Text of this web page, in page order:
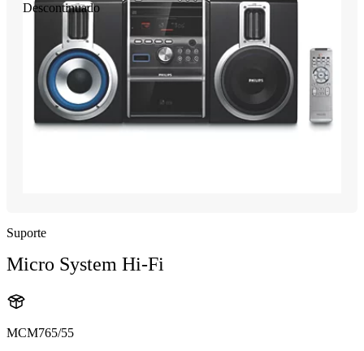
Descontinuado
Suporte
Micro System Hi-Fi
MCM765/55